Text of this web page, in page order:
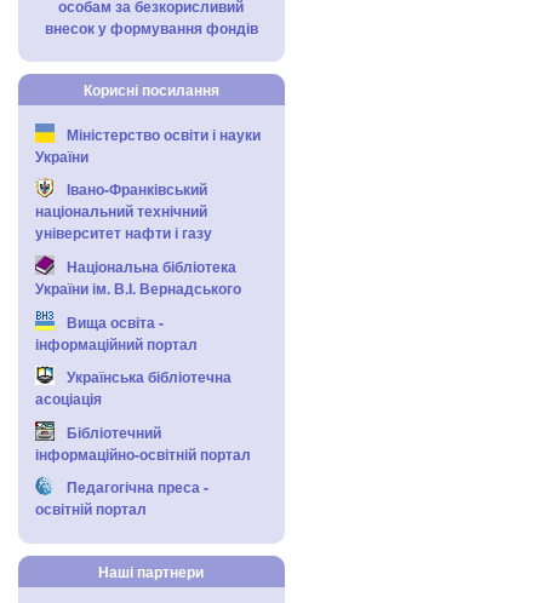
особам за безкорисливий
внесок у формування фондів
Корисні посилання
Міністерство освіти і науки
України
Івано-Франківський
національний технічний
університет нафти і газу
Національна бібліотека
України ім. В.І. Вернадського
Вища освіта -
інформаційний портал
Українська бібліотечна
асоціація
Бібліотечний
інформаційно-освітній портал
Педагогічна преса -
освітній портал
Наші партнери